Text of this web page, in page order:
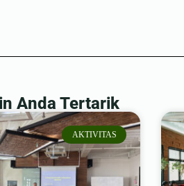
Anda Tertarik
AKTIVITAS